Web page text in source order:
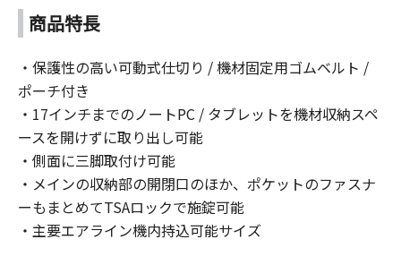
商品特長
・保護性の高い可動式仕切り / 機材固定用ゴムベルト /
ポーチ付き
・17インチまでのノートPC / タブレットを機材収納スペ
ースを開けずに取り出し可能
・側面に三脚取付け可能
・メインの収納部の開閉口のほか、ポケットのファスナ
ーもまとめてTSAロックで施錠可能
・主要エアライン機内持込可能サイズ